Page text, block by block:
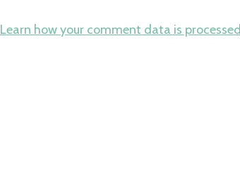
Learn how your comment data is processed